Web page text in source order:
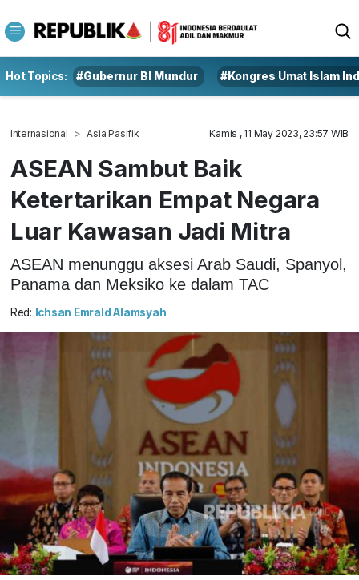
Hot Topics: #Gubernur BI Mundur #Kongres Umat Islam
Internasional Asia Pasifik Kamis , 11 May 2023, 23:57 WIB
ASEAN Sambut Baik
Ketertarikan Empat Negara
Luar Kawasan Jadi Mitra
ASEAN menunggu aksesi Arab Saudi, Spanyol,
Panama dan Meksiko ke dalam TAC
Red: Ichsan Emrald Alamsyah